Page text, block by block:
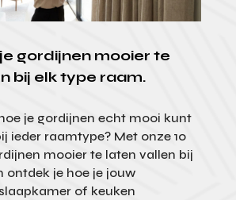
gordijnen mooier te
bij elk type raam.
je gordijnen echt mooi kunt
ieder raamtype? Met onze 10
mooier te laten vallen bij
ontdek je hoe je jouw
of keuken